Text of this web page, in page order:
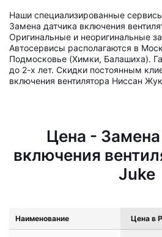
Наши специализированные
Замена датчика включения
Оригинальные и неоригинальные
Автосервисы располагаются в
Подмосковье (Химки, Балашиха).
до 2-х лет. Скидки постоянным
включения вентилятора Ниссан
Цена - Замена
включения
Juke
Наименование Цена в